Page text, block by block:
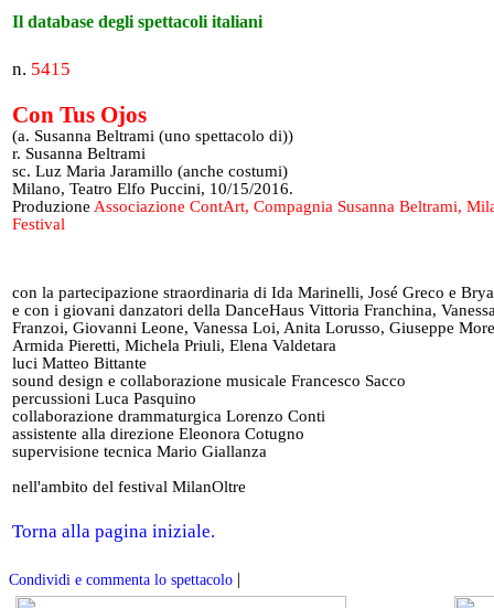
Il database degli spettacoli italiani
n. 5415
Con Tus Ojos
(a. Susanna Beltrami (uno spettacolo di))
r. Susanna Beltrami
sc. Luz Maria Jaramillo (anche costumi)
Milano, Teatro Elfo Puccini, 10/15/2016.
Produzione Associazione ContArt, Compagnia Susanna Beltrami,
Festival
con la partecipazione straordinaria di Ida Marinelli, José Greco e
e con i giovani danzatori della DanceHaus Vittoria Franchina,
Franzoi, Giovanni Leone, Vanessa Loi, Anita Lorusso, Giuseppe
Armida Pieretti, Michela Priuli, Elena Valdetara
luci Matteo Bittante
sound design e collaborazione musicale Francesco Sacco
percussioni Luca Pasquino
collaborazione drammaturgica Lorenzo Conti
assistente alla direzione Eleonora Cotugno
supervisione tecnica Mario Giallanza
nell'ambito del festival MilanOltre
Torna alla pagina iniziale.
Condividi e commenta lo spettacolo |